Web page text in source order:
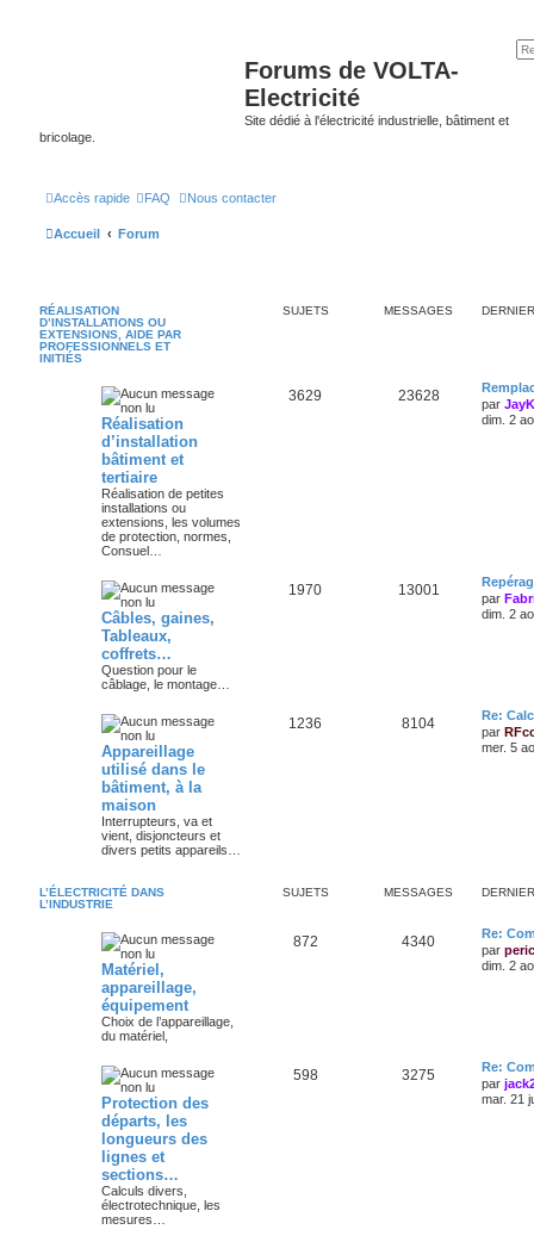
Forums de VOLTA-
Electricité
Site dédié à l'électricité industrielle, bâtiment et
bricolage.
Accès rapide FAQ Nous contacter
Accueil Forum
RÉALISATION
D’INSTALLATIONS OU
EXTENSIONS, AIDE PAR
PROFESSIONNELS ET
INITIÉS
SUJETS MESSAGES
Réalisation
d’installation
bâtiment et
tertiaire
Réalisation de petites
installations ou
extensions, les volumes
de protection, normes,
Consuel…
3629 23628
par
dim. 2
Câbles, gaines,
Tableaux,
coffrets…
Question pour le
câblage, le montage…
1970 13001
par
dim. 2
Appareillage
utilisé dans le
bâtiment, à la
maison
Interrupteurs, va et
vient, disjoncteurs et
divers petits appareils…
1236 8104
Re:
par
mer. 5
L’ÉLECTRICITÉ DANS
L’INDUSTRIE
SUJETS MESSAGES
Matériel,
appareillage,
équipement
Choix de l’appareillage,
du matériel,
872 4340
Re:
par
dim. 2
Protection des
départs, les
longueurs des
lignes et
sections…
Calculs divers,
électrotechnique, les
mesures…
598 3275
Re:
par
mar. 21